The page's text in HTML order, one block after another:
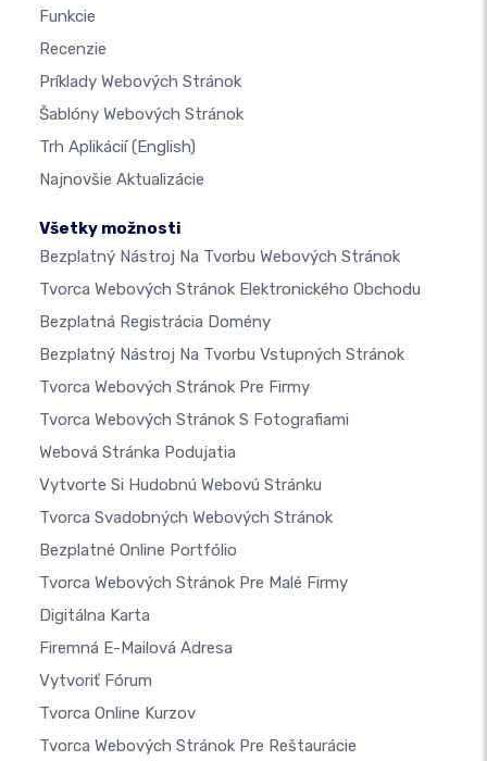
Funkcie
Recenzie
Príklady Webových Stránok
Šablóny Webových Stránok
Trh Aplikácií(English)
Najnovšie Aktualizácie
Všetky možnosti
Bezplatný Nástroj Na Tvorbu Webových Stránok
Tvorca Webových Stránok Elektronického Obchodu
Bezplatná Registrácia Domény
Bezplatný Nástroj Na Tvorbu Vstupných Stránok
Tvorca Webových Stránok Pre Firmy
Tvorca Webových Stránok S Fotografiami
Webová Stránka Podujatia
Vytvorte Si Hudobnú Webovú Stránku
Tvorca Svadobných Webových Stránok
Bezplatné Online Portfólio
Tvorca Webových Stránok Pre Malé Firmy
Digitálna Karta
Firemná E-Mailová Adresa
Vytvoriť Fórum
Tvorca Online Kurzov
Tvorca Webových Stránok Pre Reštaurácie